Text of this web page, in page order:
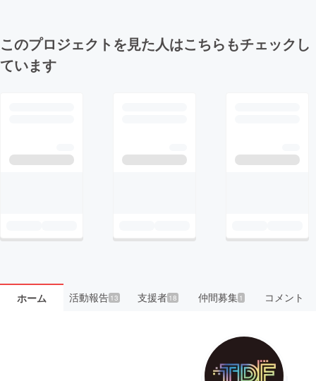
このプロジェクトを見た人はこちらもチェックし
ています
ホーム 活動報告13 支援者 18 仲間募集 1 コメント